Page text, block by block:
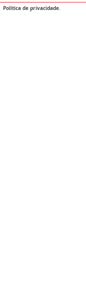
Política de privacidade.